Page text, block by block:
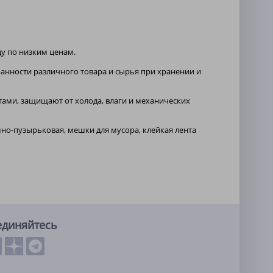
по низким ценам.
различного товара и сырья при хранении и
защищают от холода, влаги и механических
пузырьковая, мешки для мусора, клейкая лента